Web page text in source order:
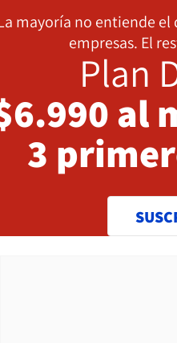
mayoría no entiende
empresas. El
Plan
al
3